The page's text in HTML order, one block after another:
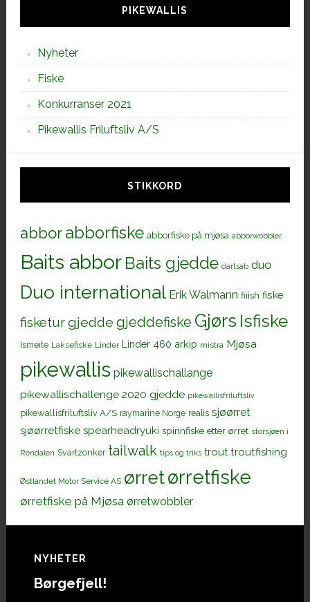
PIKEWALLIS
Nyheter
Fiske
Konkurranser 2021
Pikewallis Friluftsliv A/S
STIKKORD
abborabborfiske abborfiske på mjøsa abborwobbler
Baits abbor Baits gjedde dartsab duo
Duo international Erik Walmann fiiish fiske
fisketurgjedde gjeddefiske Gjørs Isfiske
Ismeite Laksefiske Linder Linder 460 arkip mistra Mjøsa
pikewallis pikewallischallange
pikewallischallenge 2020 gjedde pikewallisfriluftsliv
pikewallisfriluftsliv A/S raymarine Norge realis sjøørret
sjøørretfiske spearheadryuki spinnfiske etter ørret storsjøen i
Rendalen Svartzonker tailwalk tips og triks trout troutfishing
Østlandet Motor Service AS ørretørretfiske
ørretfiske på Mjøsa ørretwobbler
Footer
NYHETER
Børgefjell!